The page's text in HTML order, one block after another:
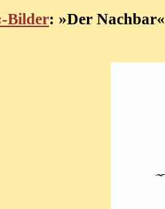
Bilder: »Der Nachbar«